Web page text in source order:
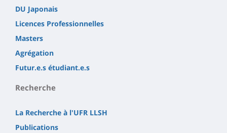
DU Japonais
Licences Professionnelles
Masters
Agrégation
Futur.e.s étudiant.e.s
Recherche
La Recherche à l'UFR LLSH
Publications